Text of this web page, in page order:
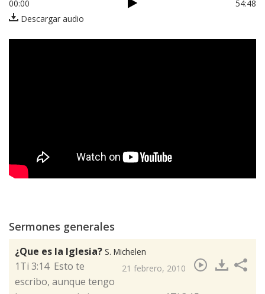
00:00
54:48
Descargar audio
Sermones generales
¿Que es la Iglesia? S. Michelen
21 febrero, 2010
​1Ti 3:14 Esto te
escribo, aunque tengo